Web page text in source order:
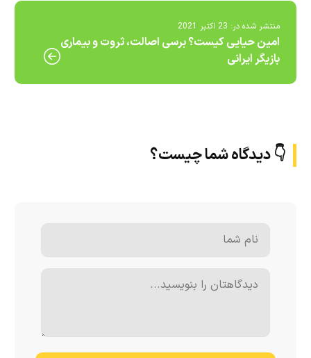
منتشر شده در: 23 اکتبر 2021
امین حیایی کیست؟ برسی اصالت، ثروت و بیماری
بازیگر ایرانی
👇 دیدگاه شما چیست؟